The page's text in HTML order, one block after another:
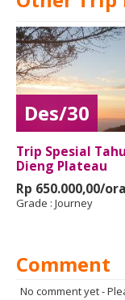
Des/30
Trip Spesial
Dieng Plateau
Rp 650.000,00/
Grade : Journey
Comment
No comment yet-